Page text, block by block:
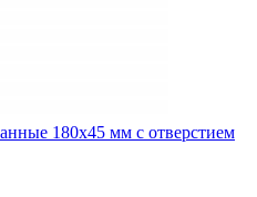
180х45 мм с отверстием